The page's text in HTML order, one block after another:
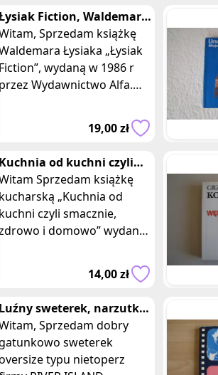
Fiction, Waldemar
Wydanie I
Sprzedam książkę
Łysiaka „Łysiak
wydaną w 1986 r
Wydawnictwo Alfa.
19,00 zł
od kuchni czyli
zdrowo i
książka
Sprzedam książkę
„Kuchnia od
czyli smacznie,
i domowo” wydaną
Książkowe
Twój Styl. Książka zszywana
14,00 zł
sweterek, narzutka,
nietoperz RIVER
Sprzedam dobry
sweterek
typu nietoperz